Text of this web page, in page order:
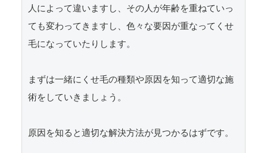
人によって違いますし、その人が年齢を重ねていっ
ても変わってきますし、色々な要因が重なってくせ
毛になっていたりします。
まずは一緒にくせ毛の種類や原因を知って適切な施
術をしていきましょう。
原因を知ると適切な解決方法が見つかるはずです。